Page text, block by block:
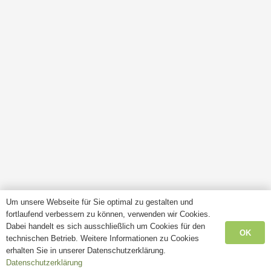
Um unsere Webseite für Sie optimal zu gestalten und
fortlaufend verbessern zu können, verwenden wir Cookies.
Dabei handelt es sich ausschließlich um Cookies für den
technischen Betrieb. Weitere Informationen zu Cookies
erhalten Sie in unserer Datenschutzerklärung.
Datenschutzerklärung
OK